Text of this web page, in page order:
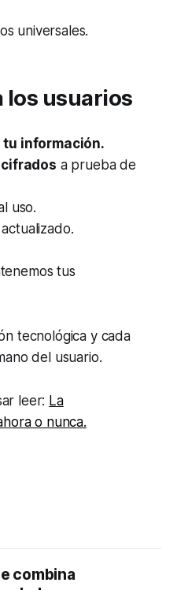
universales.
los usuarios
información.
a prueba de
uso.
tus
tecnológica y cada
del usuario.
leer: La
o nunca.
combina